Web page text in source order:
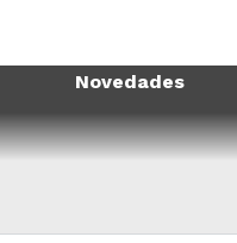
Novedades